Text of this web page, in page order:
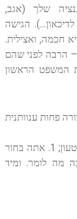
שלך (אגב,
הגישה
חכמה, ואצילית.
הרבה לפני שהם
המשפט הראשון
פחות ענוותנית
כי ברשותך, ברצוני לחלוק עליך לטעון; 1. אתה בחור
לך הרבה מה לומר. ומיד